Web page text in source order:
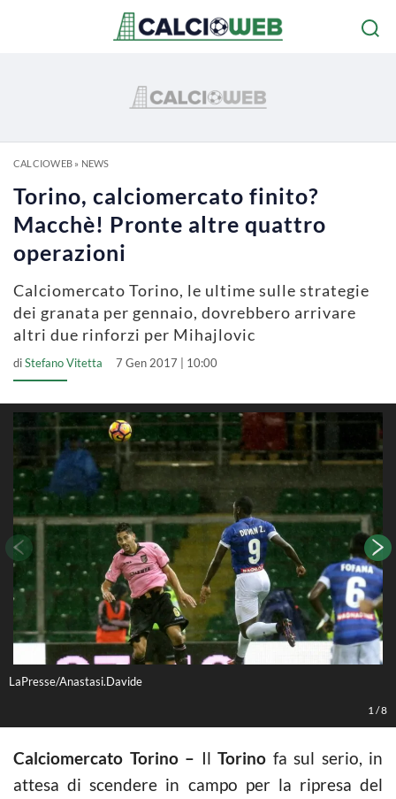
CALCIOWEB» NEWS
Torino, calciomercato finito?
Macchè! Pronte altre quattro
operazioni
Calciomercato Torino, le ultime sulle strategie
dei granata per gennaio, dovrebbero arrivare
altri due rinforzi per Mihajlovic
diStefano Vitetta 7 Gen 2017 | 10:00
LaPresse/Anastasi.Davide
1 /8
Calciomercato Torino – Il Torino fa sul serio, in
attesa di scendere in campo per la ripresa del